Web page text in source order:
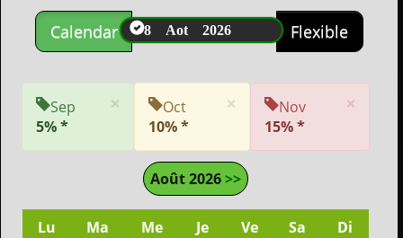
Calendar 8 Aot 2026 Flexible
×
Sep
5% *
×
Oct
10% *
×
Nov
15% *
Août 2026>>
Lu Ma Me Je Ve Sa
Di